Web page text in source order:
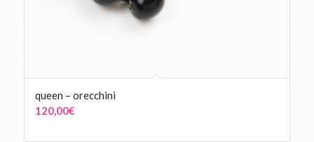
queen – orecchini
120,00€